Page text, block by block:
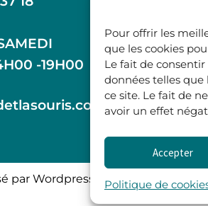
Pour offrir les
que les cookies
Le fait de
données telles
ce site. Le fait de
avoir un effet
Accepter
Politique de
-19H00
par Wordpress & Piloté par